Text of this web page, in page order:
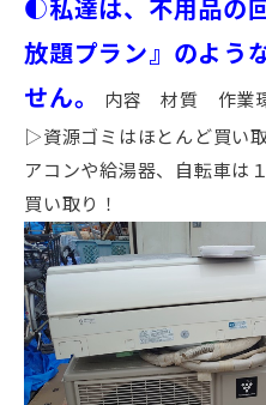
◐私達は、不用品の
放題プラン』のよう
せん。
内容 材質 作業環
▷資源ゴミはほとんど買い
アコンや給湯器、自転車は
買い取り！